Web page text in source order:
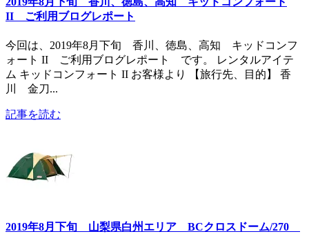
II ご利用ブログレポート
今回は、2019年8月下旬 香川、徳島、高知 キッドコンフ
ォート II ご利用ブログレポート です。 レンタルアイテ
ム キッドコンフォート II お客様より 【旅行先、目的】 香
川 金刀...
記事を読む
2019年8月下旬 山梨県白州エリア BCクロスドーム/270